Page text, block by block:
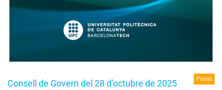
Consell de Govern del 28 d’octubre de 2025 Privat